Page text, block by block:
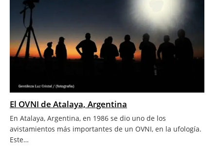
El OVNI de Atalaya, Argentina
En Atalaya, Argentina, en 1986 se dio uno de los
avistamientos más importantes de un OVNI, en la ufología.
Este…